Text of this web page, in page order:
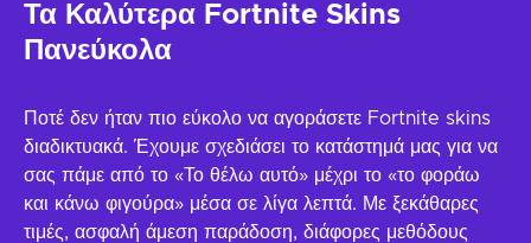
Τα Καλύτερα Fortnite Skins
Πανεύκολα
Ποτέ δεν ήταν πιο εύκολο να αγοράσετε Fortnite skins
διαδικτυακά. Έχουμε σχεδιάσει το κατάστημά μας για να
σας πάμε από το «Το θέλω αυτό» μέχρι το «το φοράω
και κάνω φιγούρα» μέσα σε λίγα λεπτά. Με ξεκάθαρες
τιμές, ασφαλή άμεση παράδοση, διάφορες μεθόδους